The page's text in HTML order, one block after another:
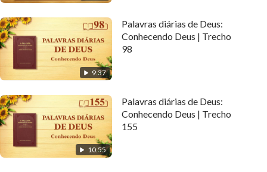
9:37
Palavras diárias de Deus:
Conhecendo Deus | Trecho
98
10:55
Palavras diárias de Deus:
Conhecendo Deus | Trecho
155